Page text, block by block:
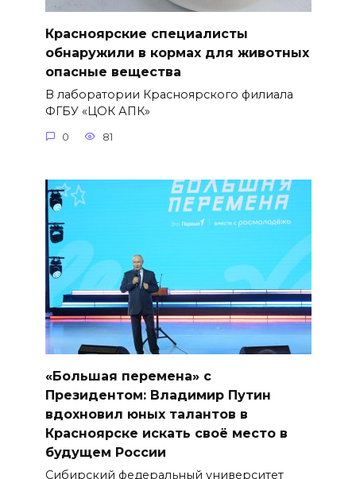
Красноярские специалисты
обнаружили в кормах для животных
опасные вещества
В лаборатории Красноярского филиала
ФГБУ «ЦОК АПК»
0 81
«Большая перемена» с
Президентом: Владимир Путин
вдохновил юных талантов в
Красноярске искать своё место в
будущем России
Сибирский федеральный университет